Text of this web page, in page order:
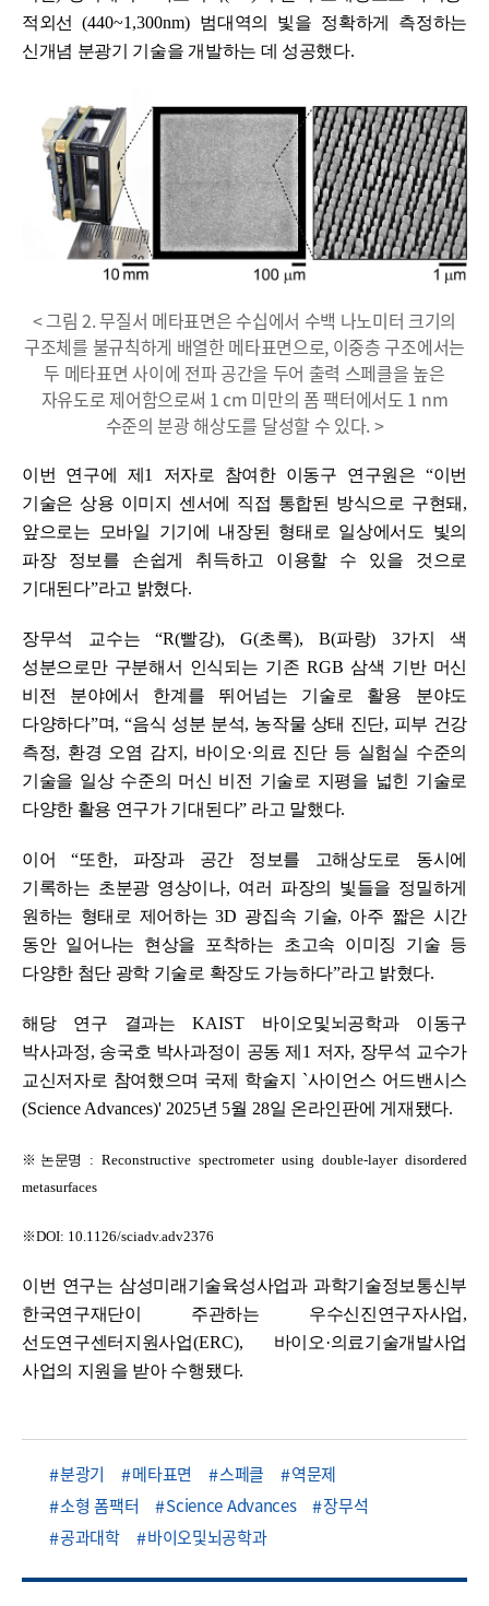
적외선(440~1,300nm) 범대역의 빛을 정확하게 측정하는
신개념 분광기 기술을 개발하는 데 성공했다.
< 그림 2. 무질서 메타표면은 수십에서 수백 나노미터 크기의
구조체를 불규칙하게 배열한 메타표면으로, 이중층 구조에서는
두 메타표면 사이에 전파 공간을 두어 출력 스페클을 높은
자유도로 제어함으로써 1 cm 미만의 폼 팩터에서도 1 nm
수준의 분광 해상도를 달성할 수 있다. >
이번 연구에 제 1 저자로 참여한 이동구 연구원은 “이번
기술은 상용 이미지 센서에 직접 통합된 방식으로 구현돼 ,
앞으로는 모바일 기기에 내장된 형태로 일상에서도 빛의
파장 정보를 손쉽게 취득하고 이용할 수 있을 것으로
기대된다”라고 밝혔다.
장무석 교수는“R(빨강), G(초록), B(파랑) 3가지 색
성분으로만 구분해서 인식되는 기존 RGB삼색 기반 머신
비전 분야에서 한계를 뛰어넘는 기술로 활용 분야도
다양하다”며, “음식 성분 분석, 농작물 상태 진단, 피부 건강
측정, 환경 오염 감지 , 바이오·의료 진단 등 실험실 수준의
기술을 일상 수준의 머신 비전 기술로 지평을 넓힌 기술로
다양한 활용 연구가 기대된다” 라고 말했다.
이어“또한, 파장과 공간 정보를 고해상도로 동시에
기록하는 초분광 영상이나, 여러 파장의 빛들을 정밀하게
원하는 형태로 제어하는3D 광집속 기술, 아주 짧은 시간
동안 일어나는 현상을 포착하는 초고속 이미징 기술 등
다양한 첨단 광학 기술로 확장도 가능하다”라고 밝혔다.
해당 연구 결과는KAIST 바이오및뇌공학과 이동구
박사과정, 송국호 박사과정이 공동 제 1 저자, 장무석 교수가
교신저자로 참여했으며 국제 학술지 `사이언스 어드밴시스
(Science Advances)' 2025년 5월 28일 온라인판에 게재됐다.
※ 논문명 : Reconstructive spectrometer using double-layer disordered
metasurfaces
※DOI: 10.1126/sciadv.adv2376
이번 연구는 삼성미래기술육성사업과 과학기술정보통신부
한국연구재단이 주관하는 우수신진연구자사업,
선도연구센터지원사업(ERC), 바이오·의료기술개발사업
사업의 지원을 받아 수행됐다.
분광기 메타표면 스페클
역문제
소형 폼팩터
Science Advances
장무석
공과대학
바이오및뇌공학과